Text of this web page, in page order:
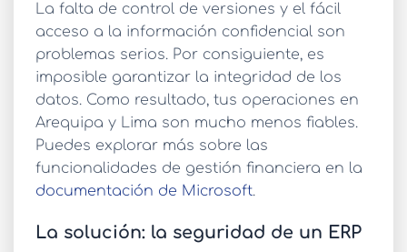
La falta de control de versiones y el fácil
acceso a la información confidencial son
problemas serios. Por consiguiente, es
imposible garantizar la integridad de los
datos. Como resultado, tus operaciones en
Arequipa y Lima son mucho menos fiables.
Puedes explorar más sobre las
funcionalidades de gestión financiera en la
documentación de Microsoft.
La solución: la seguridad de un ERP